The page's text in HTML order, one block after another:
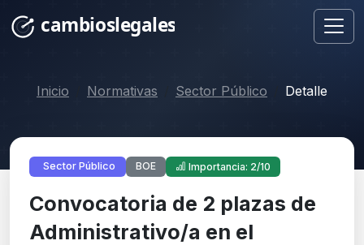
Inicio Normativas Sector Público Detalle
Sector Público BOE Importancia: 2/10
Convocatoria de 2 plazas de
Administrativo/a en el